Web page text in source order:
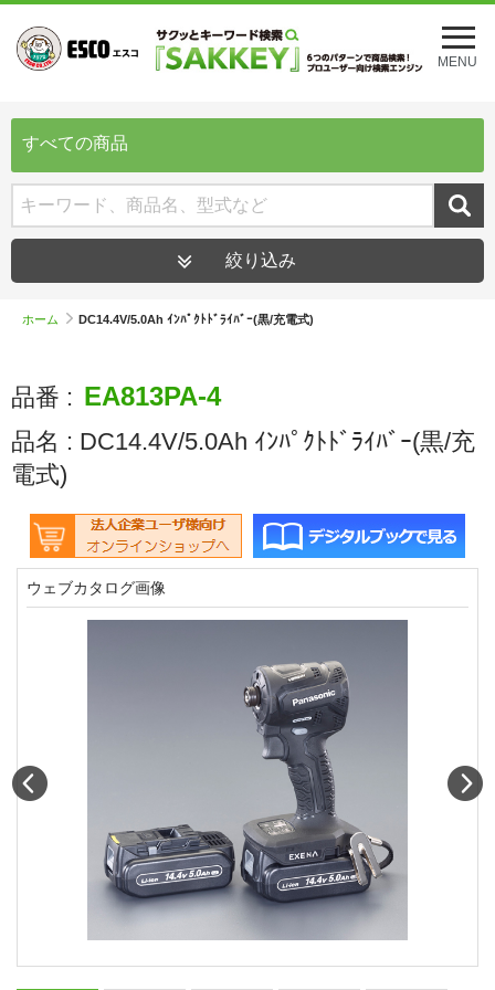
メ
ニ
ュ
を
MENU
すべての商品
絞り込み
ホーム DC14.4V/5.0Ah ｲﾝﾊﾟｸﾄﾄﾞﾗｲﾊﾞｰ(黒/充電式)
品番 : EA813PA-4
品名 : DC14.4V/5.0Ah ｲﾝﾊﾟｸﾄﾄﾞﾗｲﾊﾞｰ(黒/充
電式)
ウェブカタログ画像